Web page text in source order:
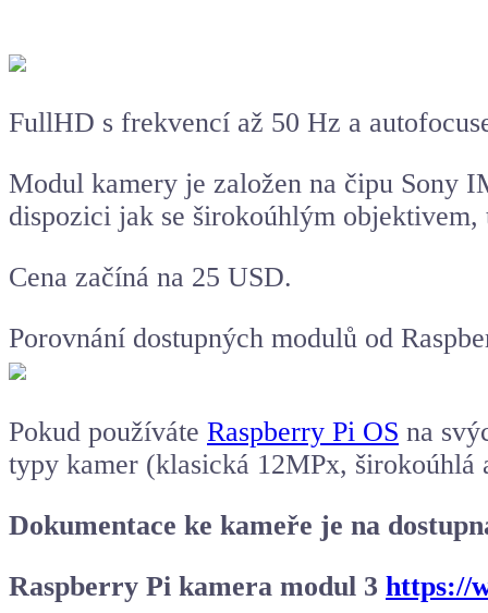
FullHD s frekvencí až 50 Hz a
Modul kamery je založen na čipu Sony
dispozici jak se širokoúhlým
Cena začíná na 25 USD.
Porovnání dostupných modulů od
Pokud používáte Raspberry Pi OS na
typy kamer (klasická 12MPx,
Dokumentace ke kameře je na
Raspberry Pi kamera modul 3 https://